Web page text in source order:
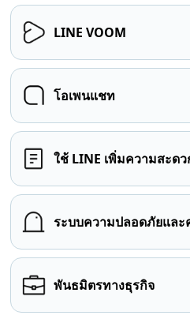
LINE VOOM
โอเพนแชท
ใช้ LINE เพิ่มความสะด
ระบบความปลอดภัยและ
พันธมิตรทางธุรกิจ